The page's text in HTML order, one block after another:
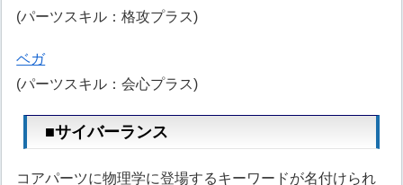
(パーツスキル：格攻プラス)
ベガ
(パーツスキル：会心プラス)
■サイバーランス
コアパーツに物理学に登場するキーワードが名付けられ